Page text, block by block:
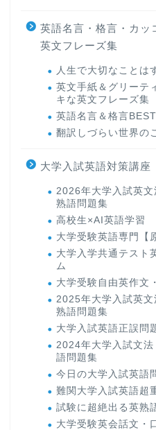
英語名言・格言・カッ
英文フレーズ集
人生で大切なことは
英文手紙＆グリーテ
キな英文フレーズ集
英語名言＆格言
翻訳しづらい世界の
大学入試英語対策講座
2026年大学入試英
熟語問題集
高校生×AI英語学習
大学受験英語専門【
大学入学共通テスト
ム
大学受験自由英作文
2025年大学入試英
熟語問題集
大学入試英語正誤問
2024年大学入試文
語問題集
今日の大学入試英語
難関大学入試英語超
試験に超絶出る英熟
大学受験英会話文・